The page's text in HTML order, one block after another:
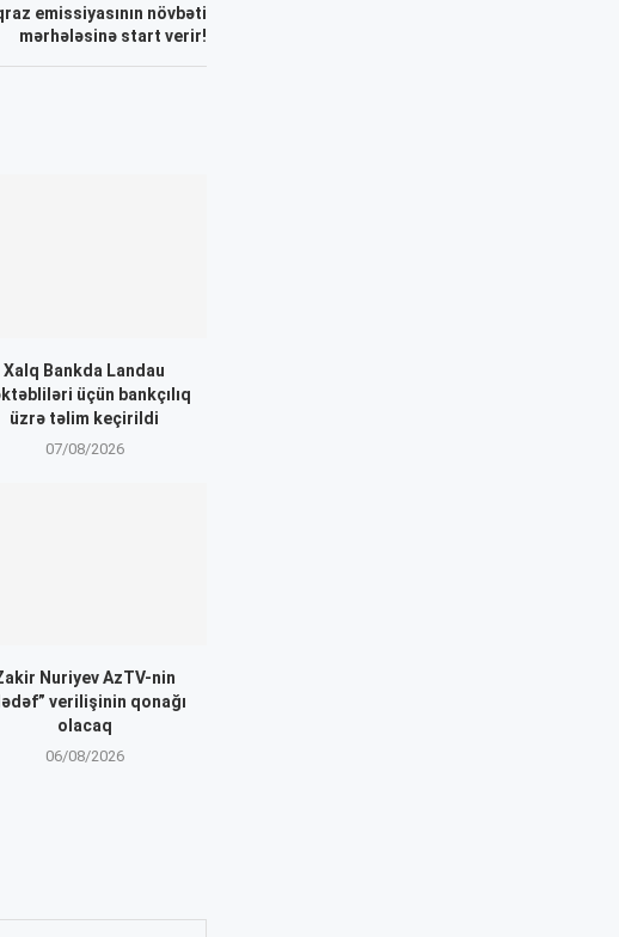
emissiyasının növbəti
mərhələsinə start verir!
Xalq Bankda Landau
üçün bankçılıq
üzrə təlim keçirildi
07/08/2026
Nuriyev AzTV-nin
verilişinin qonağı
olacaq
06/08/2026